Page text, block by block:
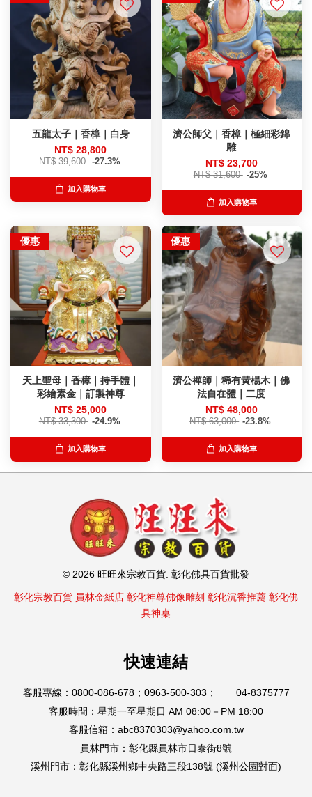
五龍太子｜香樟｜白身
NT$ 28,800
NT$ 39,600 -27.3%
加入購物車
濟公師父｜香樟｜極細彩錦
雕
NT$ 23,700
NT$ 31,600 -25%
加入購物車
優惠
天上聖母｜香樟｜持手體｜
彩繪素金｜訂製神尊
NT$ 25,000
NT$ 33,300 -24.9%
加入購物車
優惠
濟公禪師｜稀有黃楊木｜佛
法自在體｜二度
NT$ 48,000
NT$ 63,000 -23.8%
加入購物車
© 2026 旺旺來宗教百貨. 彰化佛具百貨批發
彰化宗教百貨 員林金紙店 彰化神尊佛像雕刻 彰化沉香推薦 彰化佛
具神桌
快速連結
客服專線：0800-086-678；0963-500-303； 04-8375777
客服時間：星期一至星期日 AM 08:00－PM 18:00
客服信箱：abc8370303@yahoo.com.tw
員林門市：彰化縣員林市日泰街8號
溪州門市：彰化縣溪州鄉中央路三段138號 (溪州公園對面)